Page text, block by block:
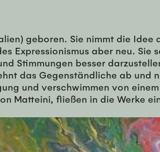
geboren. Sie nimmt die Idee
Expressionismus aber neu. Sie
Stimmungen besser
das Gegenständliche ab und
und verschwimmen von
Matteini, fließen in die Werke